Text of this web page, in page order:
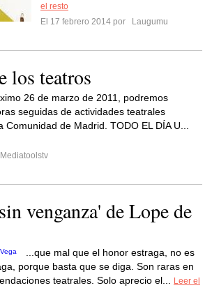
el resto
El 17 febrero 2014 por
Laugumu
los teatros
26 de marzo de 2011, podremos
seguidas de actividades teatrales
de Madrid. TODO EL DÍA U...
Mediatoolstv
venganza' de Lope de
...que mal que el honor estraga, no es
porque basta que se diga. Son raras en
teatrales. Solo aprecio el...
Leer el